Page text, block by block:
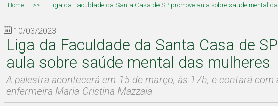
Home >> Liga da Faculdade da Santa Casa de SP promove aula sobre saúde mental
10/03/2023
Liga da Faculdade da Santa Casa de
aula sobre saúde mental das mulheres
A palestra acontecerá em 15 de março, às 17h, e contará com
enfermeira Maria Cristina Mazzaia